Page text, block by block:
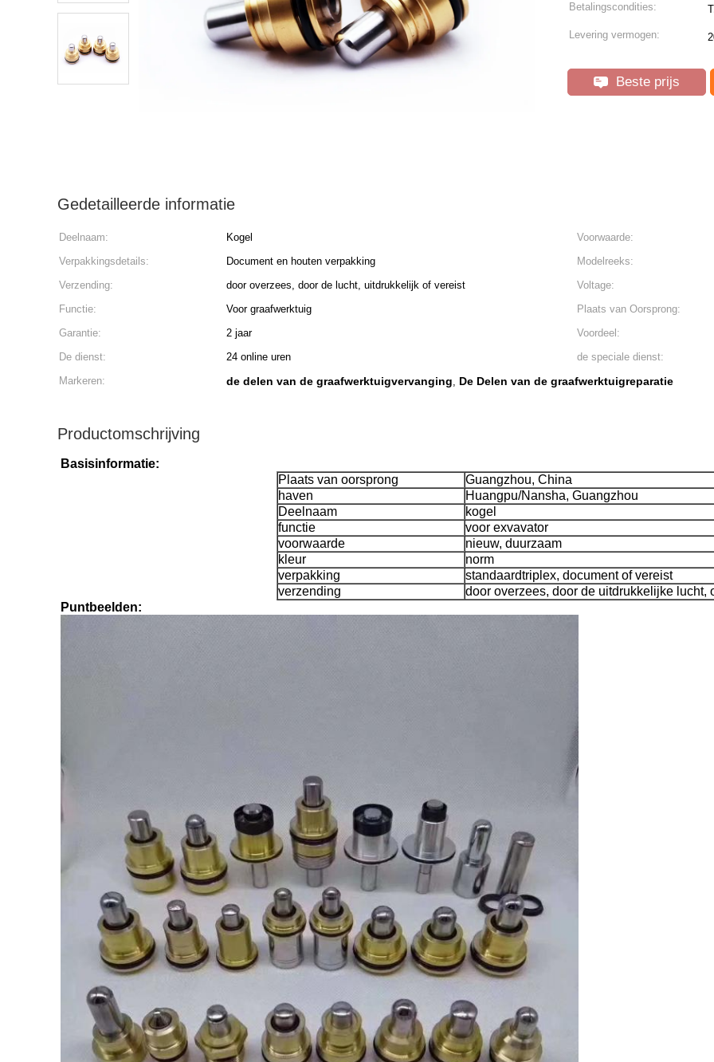
Betalingscondities:
Levering vermogen:
Beste prijs
Gedetailleerde informatie
Deelnaam: Kogel Voorwaarde:
Verpakkingsdetails:
Document en houten verpakking Modelreeks:
Verzending:
door overzees, door de lucht, uitdrukkelijk of vereist Voltage:
Functie:
Voor graafwerktuig Plaats van Oorsprong:
Garantie:
2 jaar Voordeel:
De dienst:
24 online uren de speciale dienst:
Markeren:
de delen van de graafwerktuigvervanging, De Delen van de graafwerktuigreparatie
Productomschrijving
Basisinformatie:
Plaats van oorsprong
Guangzhou, China
haven
Huangpu/Nansha, Guangzhou
Deelnaam
kogel
functie
voor exvavator
voorwaarde
nieuw, duurzaam
kleur
norm
verpakking
standaardtriplex, document of vereist
verzending
door overzees, door de uitdrukkelijke lucht,
Puntbeelden: